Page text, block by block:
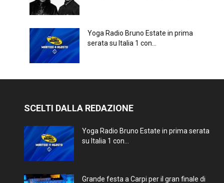
Yoga Radio Bruno Estate in prima
serata su Italia 1 con...
SCELTI DALLA REDAZIONE
Yoga Radio Bruno Estate in prima serata
su Italia 1 con...
Grande festa a Carpi per il gran finale di